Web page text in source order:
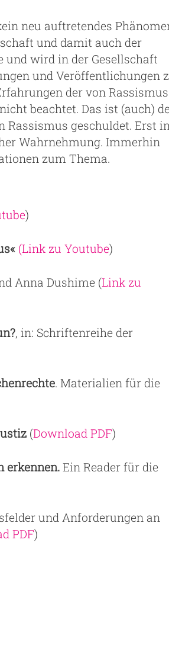
neu auftretendes
und damit auch der
und wird in der Gesellschaft
und Veröffentlichungen
der von Rassismus
beachtet. Das ist (auch)
Rassismus geschuldet. Erst
Wahrnehmung. Immerhin
zum Thema.
)
(Link zu Youtube)
Anna Dushime (Link zu
, in: Schriftenreihe der
. Materialien für die
(Download PDF)
erkennen.Ein Reader für die
und Anforderungen an
PDF)